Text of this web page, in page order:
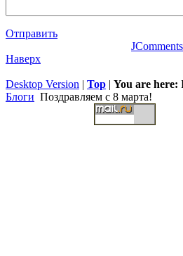
Отправить
JComments
Наверх
Desktop Version | Top | You are here:
Блоги Поздравляем с 8 марта!